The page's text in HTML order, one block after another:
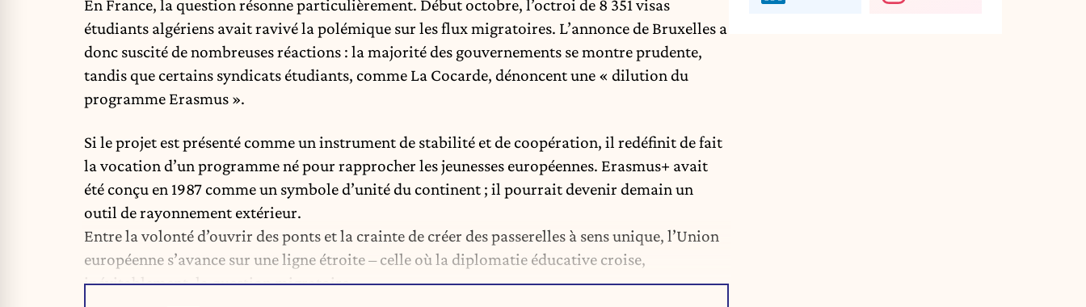
En France, la question résonne particulièrement. Début octobre, l’octroi de 8 351 visas
étudiants algériens avait ravivé la polémique sur les flux migratoires. L’annonce de Bruxelles a
donc suscité de nombreuses réactions : la majorité des gouvernements se montre prudente,
tandis que certains syndicats étudiants, comme La Cocarde, dénoncent une « dilution du
programme Erasmus ».
Si le projet est présenté comme un instrument de stabilité et de coopération, il redéfinit de fait
la vocation d’un programme né pour rapprocher les jeunesses européennes. Erasmus+ avait
été conçu en 1987 comme un symbole d’unité du continent ; il pourrait devenir demain un
outil de rayonnement extérieur.
Entre la volonté d’ouvrir des ponts et la crainte de créer des passerelles à sens unique, l’Union
européenne s’avance sur une ligne étroite – celle où la diplomatie éducative croise,
inévitablement, la question migratoire.